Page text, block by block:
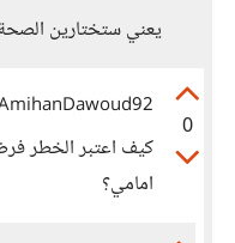
يعني ستختارين
0
كيف اعتبر الخطر
امامي؟